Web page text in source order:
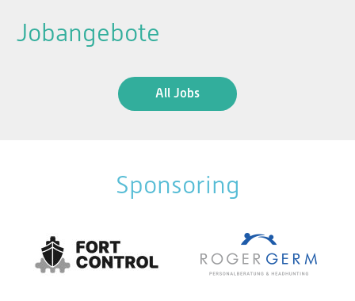
Jobangebote
All Jobs
Sponsoring